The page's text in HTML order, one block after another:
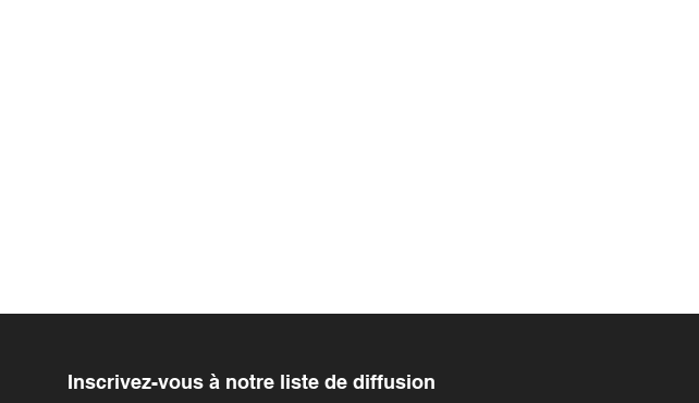
Inscrivez-vous à notre liste de diffusion